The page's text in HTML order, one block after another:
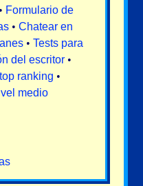
• Formulario de
• Chatear en
• Tests para
del escritor •
ranking •
medio